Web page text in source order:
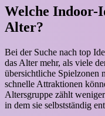
Welche Indoor-
Alter?
Bei der Suche nach top
das Alter mehr, als viele
übersichtliche Spielzonen
schnelle Attraktionen
Altersgruppe zählt
in dem sie selbstständig